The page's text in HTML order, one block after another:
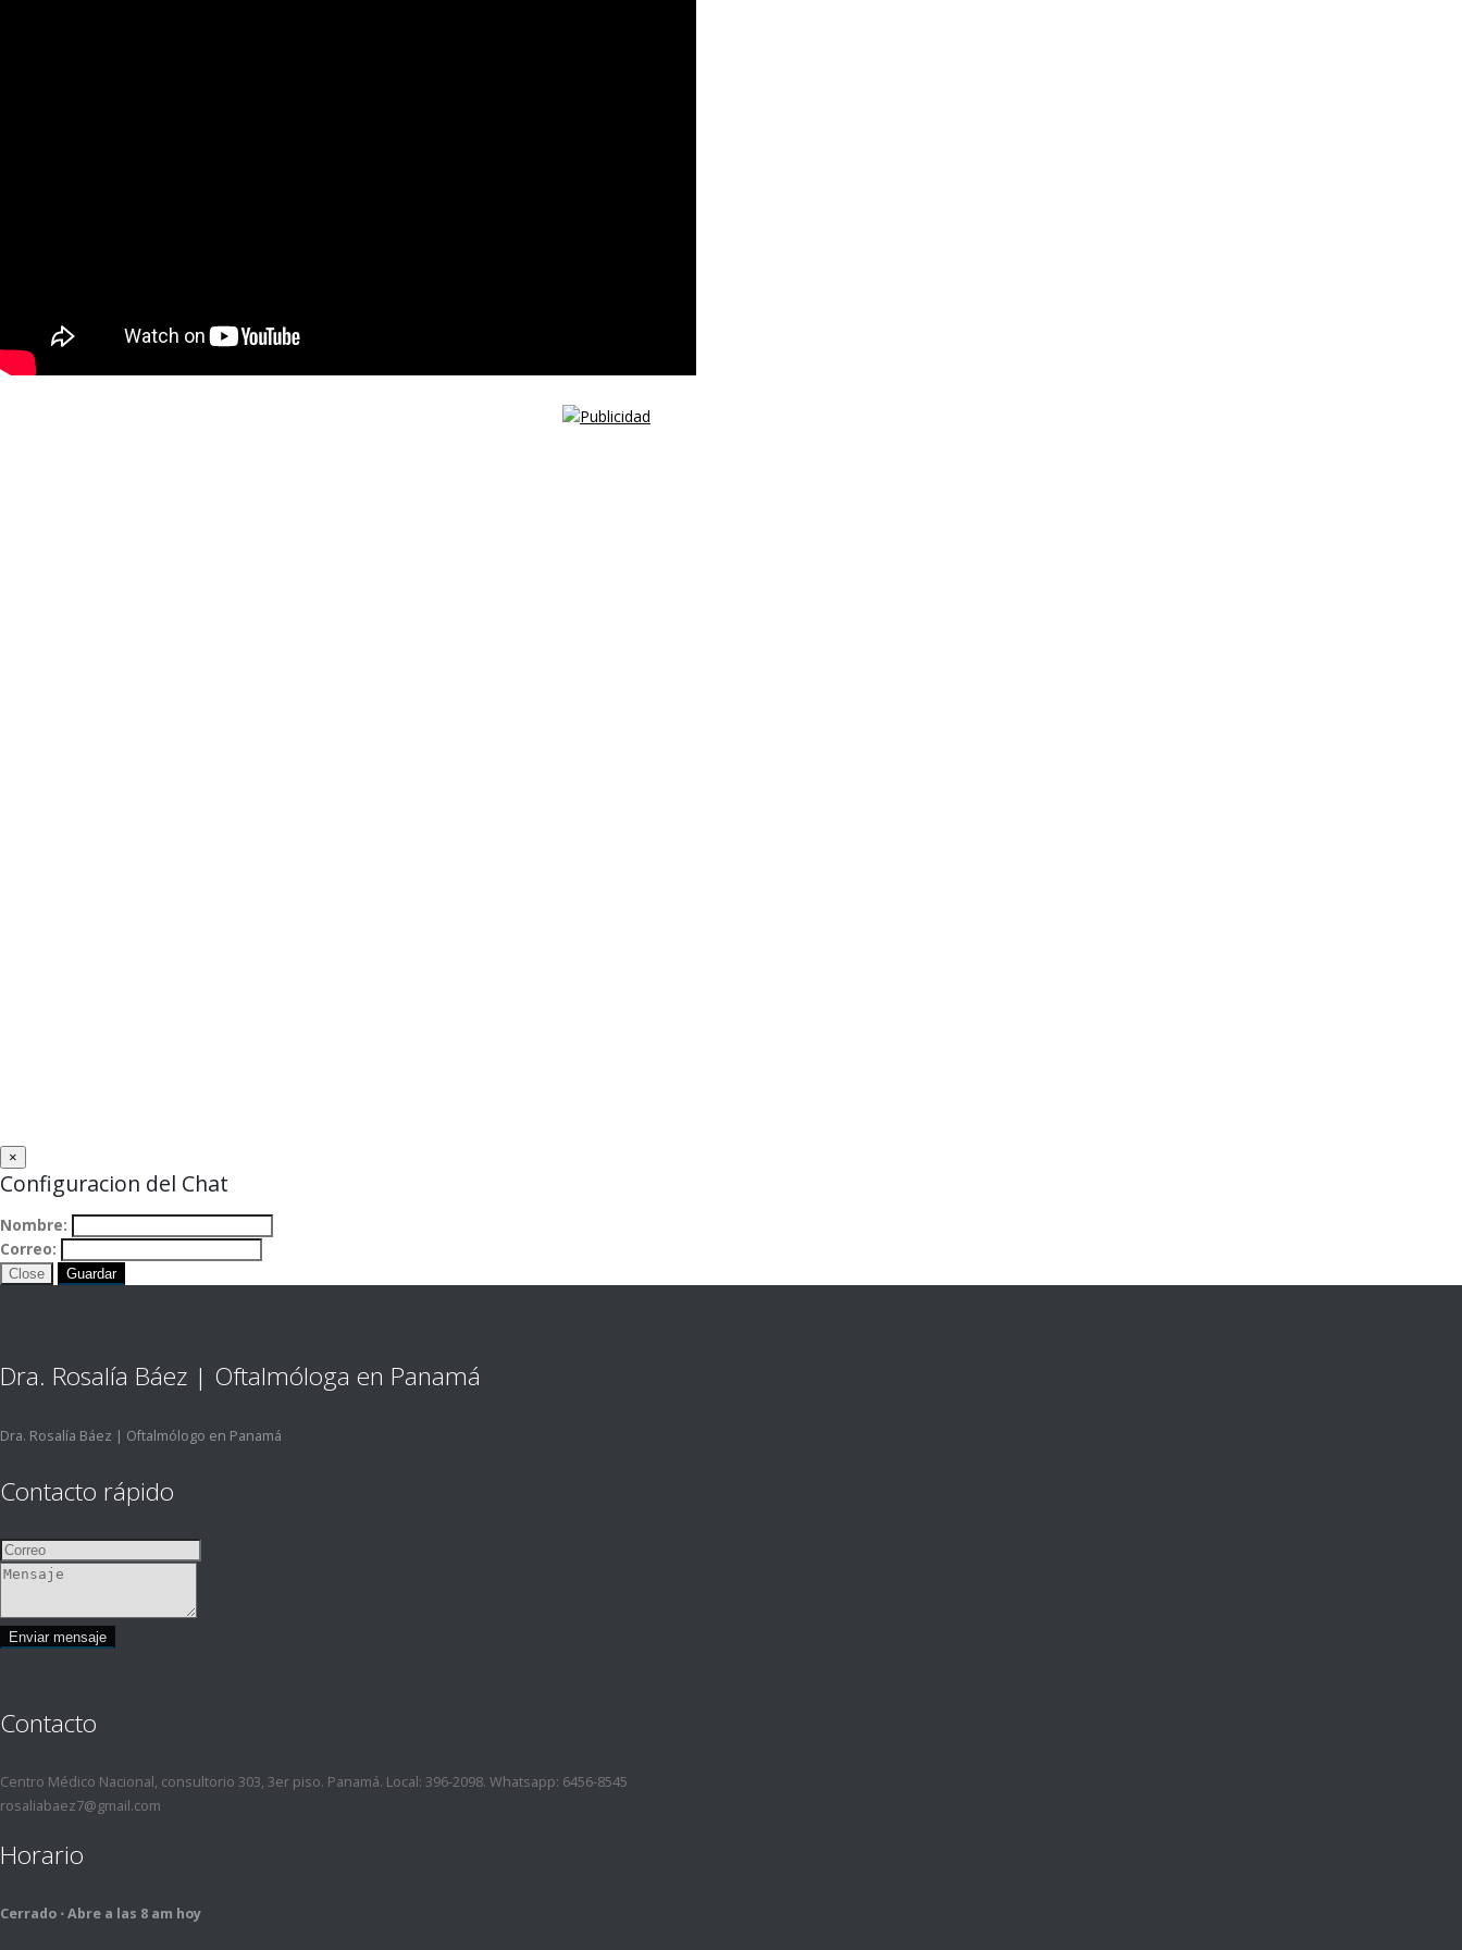
×
Configuracion del Chat
Nombre:
Correo:
Close Guardar
Dra. Rosalía Báez | Oftalmóloga en Panamá
Dra. Rosalía Báez | Oftalmólogo en Panamá
Contacto rápido
Contacto
Centro Médico Nacional, consultorio 303, 3er piso. Panamá. Local: 396-2098. Whatsapp: 6456-8545
rosaliabaez7@gmail.com
Horario
Cerrado ⋅ Abre a las 8 am hoy